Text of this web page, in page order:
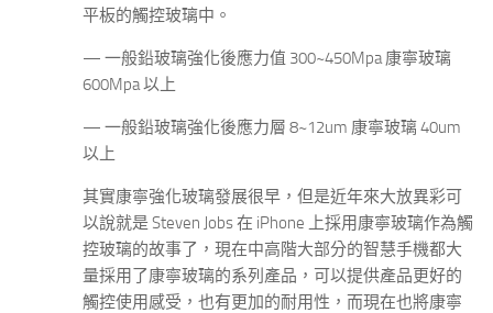
平板的觸控玻璃中。
— 一般鉛玻璃強化後應力值 300~450Mpa 康寧玻璃
600Mpa 以上
— 一般鉛玻璃強化後應力層 8~12um 康寧玻璃 40um
以上
其實康寧強化玻璃發展很早，但是近年來大放異彩可
以說就是 Steven Jobs 在 iPhone 上採用康寧玻璃作為觸
控玻璃的故事了，現在中高階大部分的智慧手機都大
量採用了康寧玻璃的系列產品，可以提供產品更好的
觸控使用感受，也有更加的耐用性，而現在也將康寧